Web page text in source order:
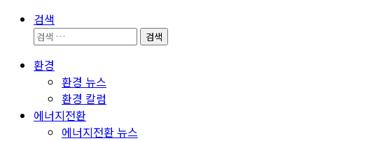
검색
검
환경
환경 뉴스
환경 칼럼
에너지전환
에너지전환 뉴스